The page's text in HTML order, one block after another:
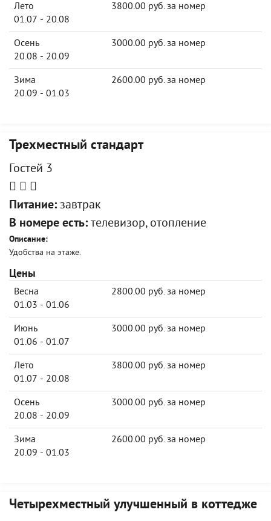
Лето
01.07 - 20.08
3800.00 руб. за номер
Осень
20.08 - 20.09
3000.00 руб. за номер
Зима
20.09 - 01.03
2600.00 руб. за номер
Трехместный стандарт
Гостей 3
Питание: завтрак
В номере есть: телевизор, отопление
Описание:
Удобства на этаже.
Цены
Весна
01.03 - 01.06
2800.00 руб. за номер
Июнь
01.06 - 01.07
3000.00 руб. за номер
Лето
01.07 - 20.08
3800.00 руб. за номер
Осень
20.08 - 20.09
3000.00 руб. за номер
Зима
20.09 - 01.03
2600.00 руб. за номер
Четырехместный улучшенный в коттедже